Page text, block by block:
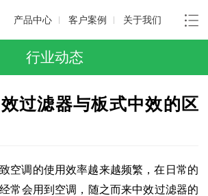
产品中心 客户案例 关于我们
行业动态
过滤器与板式中效的区
空调的使用效率越来越频繁，在日常的
常会用到空调，随之而来中效过滤器的